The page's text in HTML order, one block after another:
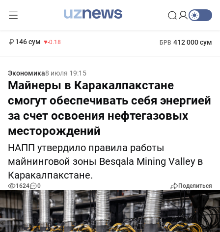
146 сум -0.18 БРВ 412 000 сум
Экономика8 июля 19:15
Майнеры в Каракалпакстане
смогут обеспечивать себя энергией
за счет освоения нефтегазовых
месторождений
НАПП утвердило правила работы
майнинговой зоны Besqala Mining Valley в
Каракалпакстане.
1624 0 Поделиться